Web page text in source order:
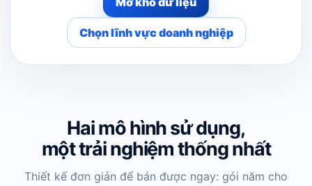
Chọn lĩnh vực doanh nghiệp
Hai mô hình sử dụng,
một trải nghiệm thống nhất
Thiết kế đơn giản để bán được ngay: gói năm cho